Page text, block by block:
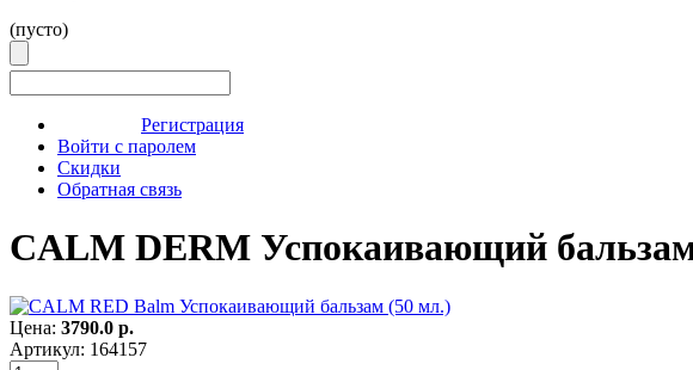
(пусто)
Регистрация
Войти с паролем
Скидки
Обратная связь
CALM DERM Успокаивающий
Цена: 3790.0 р.
Артикул: 164157